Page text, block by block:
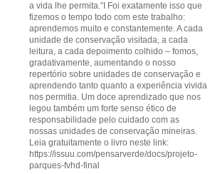
a vida lhe permita.”I Foi exatamente isso que
fizemos o tempo todo com este trabalho:
aprendemos muito e constantemente. A cada
unidade de conservação visitada, a cada
leitura, a cada depoimento colhido – fomos,
gradativamente, aumentando o nosso
repertório sobre unidades de conservação e
aprendendo tanto quanto a experiência vivida
nos permitia. Um doce aprendizado que nos
legou também um forte senso ético de
responsabilidade pelo cuidado com as
nossas unidades de conservação mineiras.
Leia gratuitamente o livro neste link:
https://issuu.com/pensarverde/docs/projeto-
parques-fvhd-final